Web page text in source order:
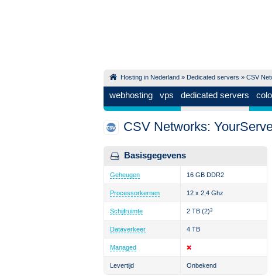
Hosting in Nederland » Dedicated servers » CSV
webhosting vps dedicated servers
CSV Networks:
Basisgegevens
Geheugen 16 GB DDR2
Processorkernen 12 x 2,4 Ghz
Schijfruimte 2 TB (2)3
Dataverkeer 4 TB
Managed
Levertijd Onbekend